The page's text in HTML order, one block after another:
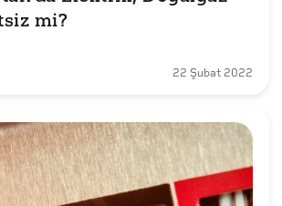
mi?
22 Şubat 2022